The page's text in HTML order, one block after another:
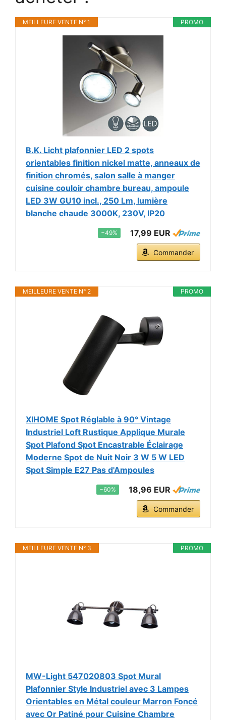
PROMO
MEILLEURE VENTE N° 1
B.K. Licht plafonnier LED 2 spots
orientables finition nickel matte, anneaux de
finition chromés, salon salle à manger
cuisine couloir chambre bureau, ampoule
LED 3W GU10 incl., 250 Lm, lumière
blanche chaude 3000K, 230V, IP20
−49% 17,99 EUR
Commander
PROMO
MEILLEURE VENTE N° 2
XIHOME Spot Réglable à 90° Vintage
Industriel Loft Rustique Applique Murale
Spot Plafond Spot Encastrable Éclairage
Moderne Spot de Nuit Noir 3 W 5 W LED
Spot Simple E27 Pas d'Ampoules
−60% 18,96 EUR
Commander
PROMO
MEILLEURE VENTE N° 3
MW-Light 547020803 Spot Mural
Plafonnier Style Industriel avec 3 Lampes
Orientables en Métal couleur Marron Foncé
avec Or Patiné pour Cuisine Chambre